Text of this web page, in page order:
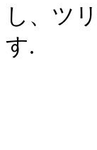
し、ツ
す.